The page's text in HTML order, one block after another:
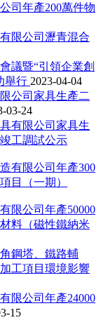
司年產200萬件物
限公司瀝青混合
議暨“引領企業創
舉行 2023-04-04
公司家具生產二
03-24
有限公司家具生
工調試公示
有限公司年產300
目（一期）
限公司年產50000
料（磁性鐵納米
鋼塔、鐵路輔
工項目環境影響
限公司年產24000
15